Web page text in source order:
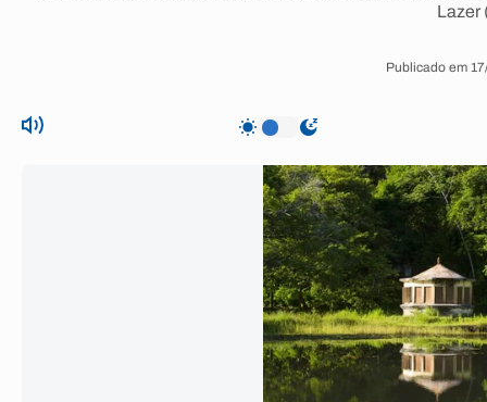
Lazer
Publicado em